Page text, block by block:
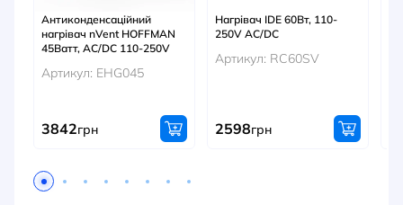
Антиконденсаційний
нагрівач nVent HOFFMAN
45Ватт, AC/DC 110-250V
Артикул: EHG045
3842грн
Нагрівач IDE 60Вт, 110-
250V AC/DC
Артикул: RC60SV
2598грн